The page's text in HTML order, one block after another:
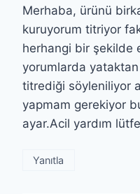
Merhaba, ürünü
kuruyorum titriyor
herhangi bir şekilde
yorumlarda
titrediği söyleniliyor
yapmam gerekiyor
ayar.Acil yardım
Yanıtla